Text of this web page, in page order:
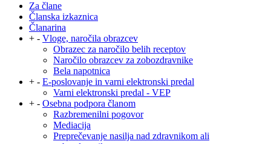
Za člane
Članska izkaznica
Članarina
+ - Vloge, naročila obrazcev
Obrazec za naročilo belih receptov
Naročilo obrazcev za zobozdravnike
Bela napotnica
+ - E-poslovanje in varni elektronski predal
Varni elektronski predal - VEP
+ - Osebna podpora članom
Razbremenilni pogovor
Mediacija
Preprečevanje nasilja nad zdravnikom ali